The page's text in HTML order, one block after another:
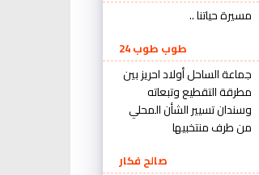
مسيرة حياتنا ..
طوب طوب 24
جماعة الساحل أولاد احريز بين
مطرقة التقطيع وتبعاته
وسندان تسيير الشأن المحلي
من طرف منتخبيها
صالح فكار